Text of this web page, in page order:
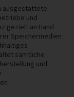
ausgestattete
und
gezielt an Hand
Speichermedien
sämtliche
und